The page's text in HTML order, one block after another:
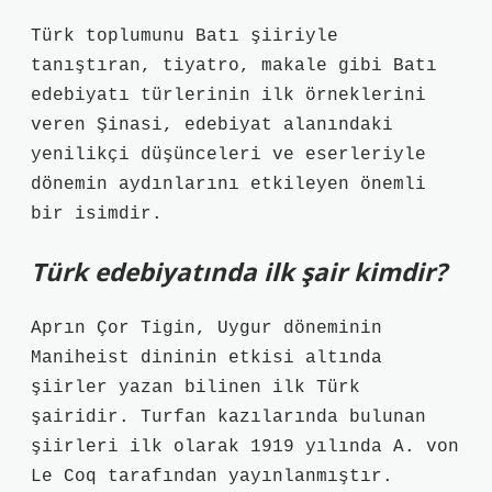
Türk toplumunu Batı şiiriyle
tanıştıran, tiyatro, makale gibi Batı
edebiyatı türlerinin ilk örneklerini
veren Şinasi, edebiyat alanındaki
yenilikçi düşünceleri ve eserleriyle
dönemin aydınlarını etkileyen önemli
bir isimdir.
Türk edebiyatında ilk şair kimdir?
Aprın Çor Tigin, Uygur döneminin
Maniheist dininin etkisi altında
şiirler yazan bilinen ilk Türk
şairidir. Turfan kazılarında bulunan
şiirleri ilk olarak 1919 yılında A. von
Le Coq tarafından yayınlanmıştır.